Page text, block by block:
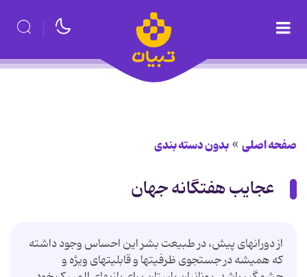
صفحه اصلی بدون دسته بندی
عجایب هفتگانه جهان
از دورانهای پیش، در طبیعت بشر این احساس وجود داشته
که همیشه در جستجوی ظرفیتها و قابلیتهای ویژه و